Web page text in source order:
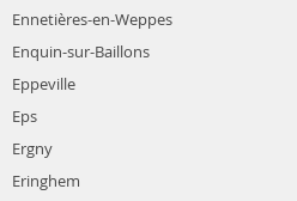
Ennetières-en-Weppes
Enquin-sur-Baillons
Eppeville
Eps
Ergny
Eringhem